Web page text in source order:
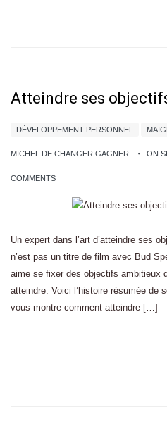
Atteindre ses
DÉVELOPPEMENT PERSONNEL
MICHEL DE CHANGER GAGNER ON
COMMENTS
Un expert dans l’art d’atteindre ses
n’est pas un titre de film avec Bud
aime se fixer des objectifs ambitieux
atteindre. Voici l’histoire résumée de
vous montre comment atteindre […]